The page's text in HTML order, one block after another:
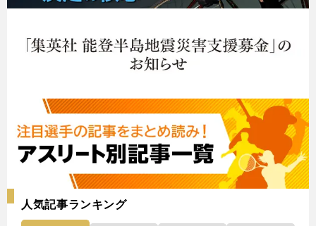
人気記事ランキング